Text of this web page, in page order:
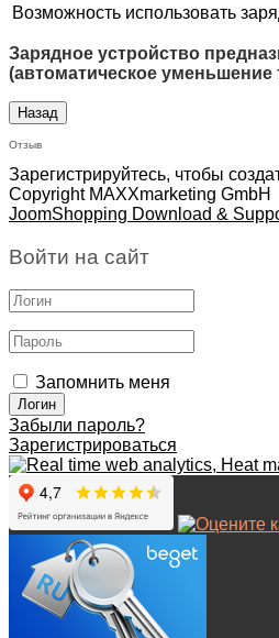
Возможность использовать
Зарядное устройство
(автоматическое уменьшение
Отзыв
Зарегистрируйтесь, чтобы
Copyright MAXXmarketing GmbH
JoomShopping Download &
Войти на сайт
Запомнить меня
Забыли пароль?
Зарегистрироваться